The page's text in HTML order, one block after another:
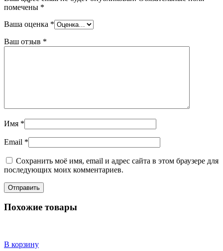
помечены *
Ваша оценка *
Ваш отзыв *
Имя *
Email *
Сохранить моё имя, email и адрес сайта в этом браузере для
последующих моих комментариев.
Похожие товары
В корзину